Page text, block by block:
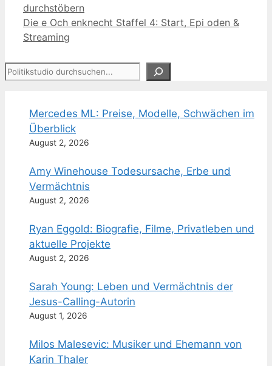
durchstöbern
Die e Och enknecht Staffel 4: Start, Epi oden &
Streaming
Suchen
Mercedes ML: Preise, Modelle, Schwächen im
Überblick
August 2, 2026
Amy Winehouse Todesursache, Erbe und
Vermächtnis
August 2, 2026
Ryan Eggold: Biografie, Filme, Privatleben und
aktuelle Projekte
August 2, 2026
Sarah Young: Leben und Vermächtnis der
Jesus-Calling-Autorin
August 1, 2026
Milos Malesevic: Musiker und Ehemann von
Karin Thaler